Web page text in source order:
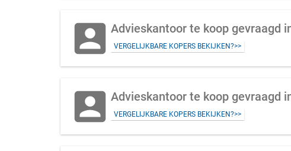
account_box Advieskantoor te koop gevraagd
VERGELIJKBARE KOPERS BEKIJKEN?>>
account_box Advieskantoor te koop gevraagd
VERGELIJKBARE KOPERS BEKIJKEN?>>